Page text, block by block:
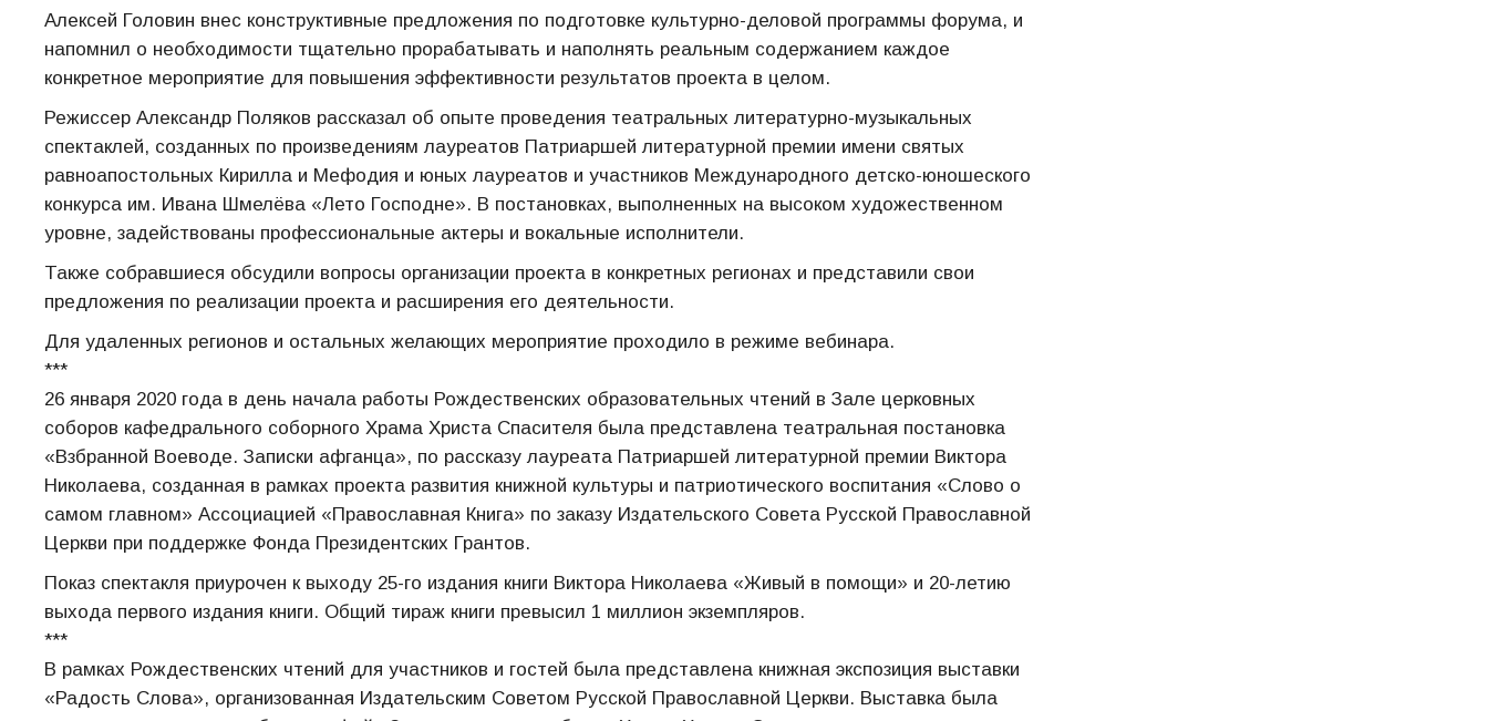
Алексей Головин внес конструктивные предложения по подготовке культурно-деловой программы форума, и
напомнил о необходимости тщательно прорабатывать и наполнять реальным содержанием каждое
конкретное мероприятие для повышения эффективности результатов проекта в целом.
Режиссер Александр Поляков рассказал об опыте проведения театральных литературно-музыкальных
спектаклей, созданных по произведениям лауреатов Патриаршей литературной премии имени святых
равноапостольных Кирилла и Мефодия и юных лауреатов и участников Международного детско-юношеского
конкурса им. Ивана Шмелёва «Лето Господне». В постановках, выполненных на высоком художественном
уровне, задействованы профессиональные актеры и вокальные исполнители.
Также собравшиеся обсудили вопросы организации проекта в конкретных регионах и представили свои
предложения по реализации проекта и расширения его деятельности.
Для удаленных регионов и остальных желающих мероприятие проходило в режиме вебинара.
***
26 января 2020 года в день начала работы Рождественских образовательных чтений в Зале церковных
соборов кафедрального соборного Храма Христа Спасителя была представлена театральная постановка
«Взбранной Воеводе. Записки афганца», по рассказу лауреата Патриаршей литературной премии Виктора
Николаева, созданная в рамках проекта развития книжной культуры и патриотического воспитания «Слово о
самом главном» Ассоциацией «Православная Книга» по заказу Издательского Совета Русской Православной
Церкви при поддержке Фонда Президентских Грантов.
Показ спектакля приурочен к выходу 25-го издания книги Виктора Николаева «Живый в помощи» и 20-летию
выхода первого издания книги. Общий тираж книги превысил 1 миллион экземпляров.
***
В рамках Рождественских чтений для участников и гостей была представлена книжная экспозиция выставки
«Радость Слова», организованная Издательским Советом Русской Православной Церкви. Выставка была